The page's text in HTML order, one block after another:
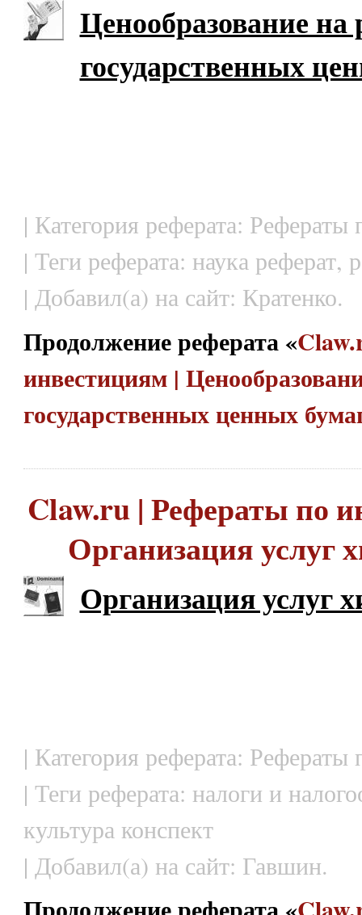
Ценообразование
государственных
| Категория реферата:
| Теги реферата: наука реферат,
| Добавил(а) на сайт: Кратенко.
Продолжение реферата «
инвестициям |
государственных ценных
Claw.ru | Рефераты по
Организация услуг
Организация услуг
| Категория реферата:
| Теги реферата: налоги и
культура конспект
| Добавил(а) на сайт: Гавшин.